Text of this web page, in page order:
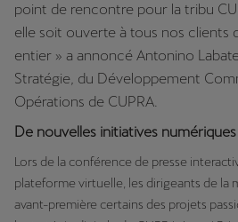
point de rencontre pour la tribu
elle soit ouverte à tous nos clients
entier » a annoncé Antonino
Stratégie, du Développement
Opérations de CUPRA.
De nouvelles initiatives numériques
Lors de la conférence de presse
plateforme virtuelle, les dirigeants de la
avant-première certains des projets